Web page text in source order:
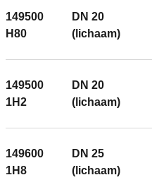
149500
H80
DN 20
(lichaam)
149500
1H2
DN 20
(lichaam)
149600
1H8
DN 25
(lichaam)